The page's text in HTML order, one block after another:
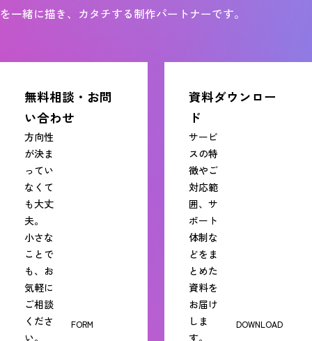
を一緒に描き、カタチする制作パートナーです。
無料相談・お問
い合わせ
方向性
が決ま
ってい
なくて
も大丈
夫。
小さな
ことで
も、お
気軽に
ご相談
くださ
い。
FORM
資料ダウンロー
ド
サービ
スの特
徴やご
対応範
囲、サ
ポート
体制な
どをま
とめた
資料を
お届け
しま
す。
DOWNLOAD